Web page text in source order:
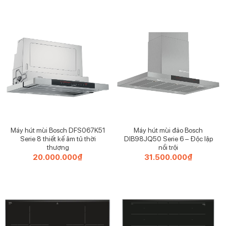
Khi đi mua nồi, ngoài hình thức của sản phẩm thì chị em nội
trợ thường đặc biệt quan tâm đến chất liệu làm nên chiếc
Máy hút mùi Bosch DFS067K51
Serie 8 thiết kế âm tủ thời
thượng
20.000.000₫
Máy hút mùi đảo Bosch
DIB98JQ50 Serie 6 – Độc lập
nổi trội
31.500.000₫